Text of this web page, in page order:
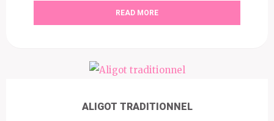
READ MORE
ALIGOT TRADITIONNEL